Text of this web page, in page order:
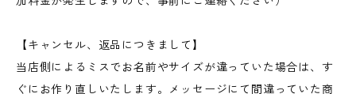
【キャンセル、返品につきまして】
当店側によるミスでお名前やサイズが違っていた場合は、す
ぐにお作り直しいたします。メッセージにて間違っていた商